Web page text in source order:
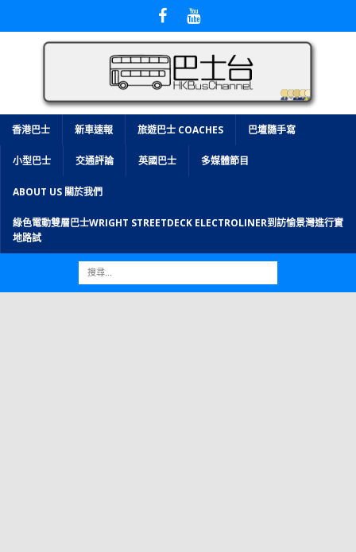
香港巴士 新車速報 旅遊巴士 COACHES 巴壇隨手寫
小型巴士 交通評論 英國巴士 多媒體節目
ABOUT US 關於我們
綠色電動雙層巴士WRIGHT STREETDECK ELECTROLINER到訪愉景灣進行實
地路試